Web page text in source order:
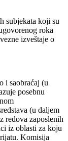
subjekata koji su
roka
izveštaje o
i saobraćaj (u
posebnu
(u daljem
redova zaposlenih
iz oblasti za koju
Komisija